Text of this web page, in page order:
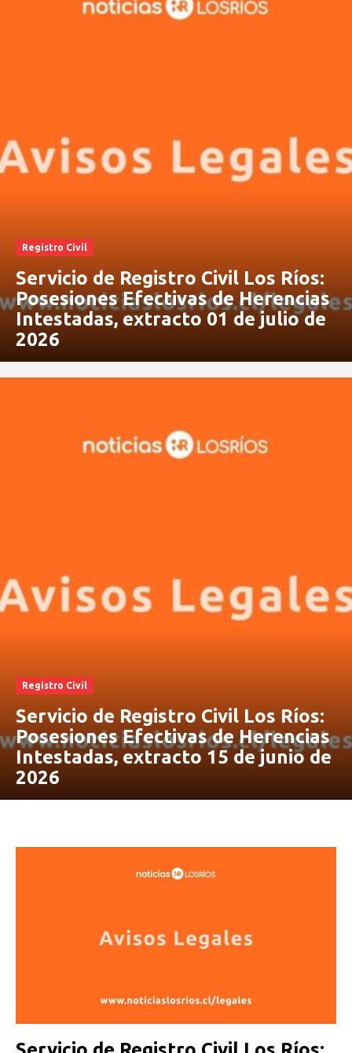
Registro Civil
Servicio de Registro Civil Los Ríos:
Posesiones Efectivas de Herencias
Intestadas, extracto 01 de julio de
2026
Registro Civil
Servicio de Registro Civil Los Ríos:
Posesiones Efectivas de Herencias
Intestadas, extracto 15 de junio de
2026